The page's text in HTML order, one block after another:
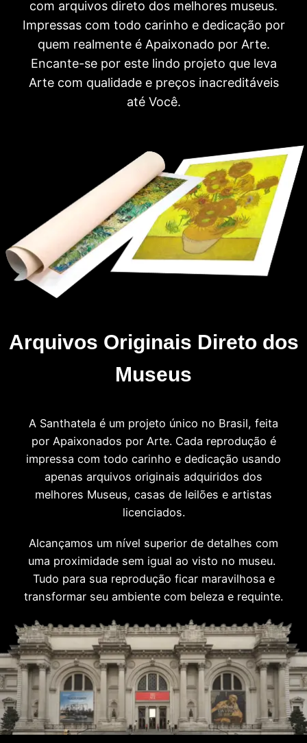
com arquivos direto dos melhores museus.
Impressas com todo carinho e dedicação por
quem realmente é Apaixonado por Arte.
Encante-se por este lindo projeto que leva
Arte com qualidade e preços inacreditáveis
até Você.
Arquivos Originais Direto dos
Museus
A Santhatela é um projeto único no Brasil, feita
por Apaixonados por Arte. Cada reprodução é
impressa com todo carinho e dedicação usando
apenas arquivos originais adquiridos dos
melhores Museus, casas de leilões e artistas
licenciados.
Alcançamos um nível superior de detalhes com
uma proximidade sem igual ao visto no museu.
Tudo para sua reprodução ficar maravilhosa e
transformar seu ambiente com beleza e requinte.